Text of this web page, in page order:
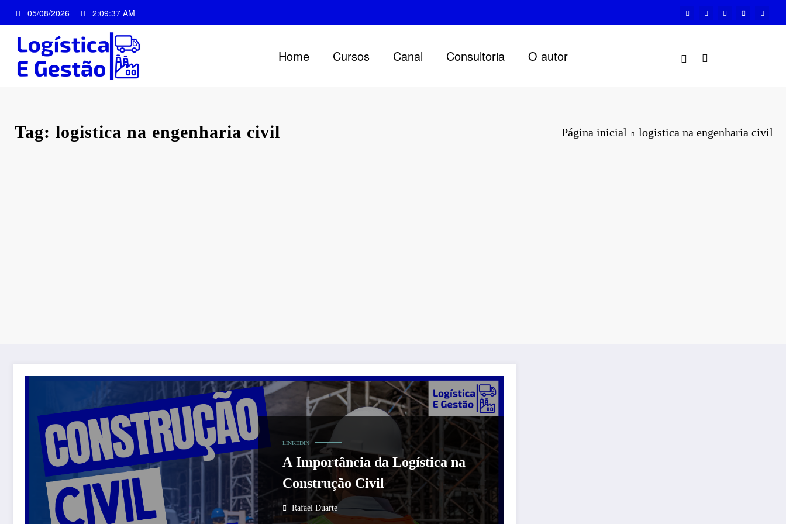
para
conteúdo
05/08/2026 2:09:38 AM
Home Cursos Canal Consultoria O autor
Tag: logistica na engenharia civil Página inicial logistica na engenharia civil
LINKEDIN
A Importância da Logística na
Construção Civil
Rafael Duarte